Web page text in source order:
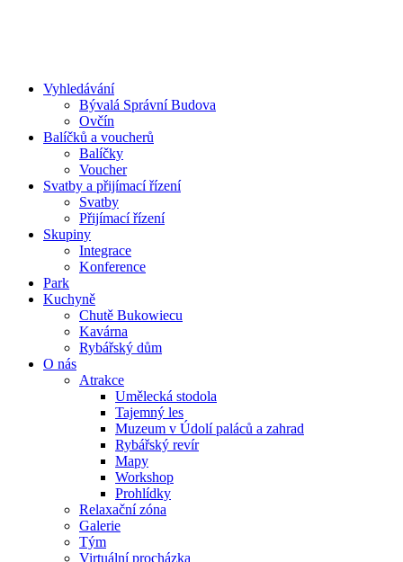
Vyhledávání
Bývalá Správní Budova
Ovčín
Balíčků a voucherů
Balíčky
Voucher
Svatby a přijímací řízení
Svatby
Přijímací řízení
Skupiny
Integrace
Konference
Park
Kuchyně
Chutě Bukowiecu
Kavárna
Rybářský dům
O nás
Atrakce
Umělecká stodola
Tajemný les
Muzeum v Údolí paláců a zahrad
Rybářský revír
Mapy
Workshop
Prohlídky
Relaxační zóna
Galerie
Tým
Virtuální procházka